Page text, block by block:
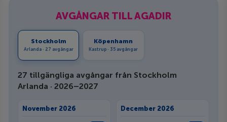
AVGÅNGAR TILL AGADIR
Stockholm
Arlanda · 27 avgångar
Köpenhamn
Kastrup · 35 avgångar
27 tillgängliga avgångar från Stockholm
Arlanda · 2026–2027
November 2026 December 2026